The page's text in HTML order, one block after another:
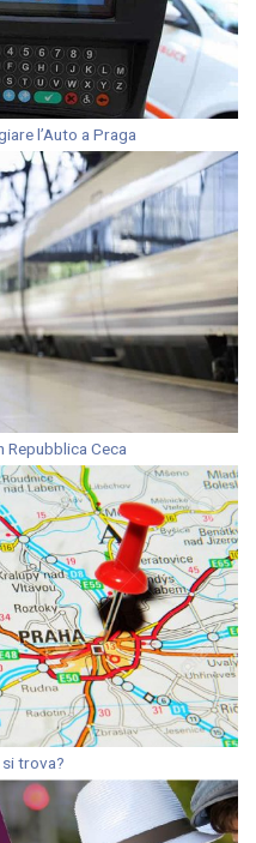
l’Auto a Praga
Repubblica Ceca
trova?